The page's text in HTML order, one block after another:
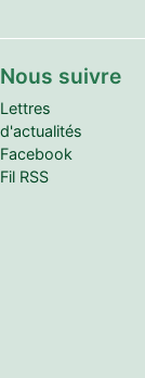
Nous suivre
Lettres
d'actualités
Facebook
Fil RSS